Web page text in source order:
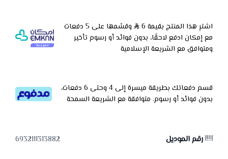
اشترِ هذا المنتج بقيمة 6
وقسّمها على 5 دفعات
مع إمكان ادفع لاحقًا، بدون فوائد أو رسوم تأخير
ومتوافق مع الشريعة الإسلامية
قسم دفعاتك بطريقة ميسرة إلى 4 وحتى 6 دفعات،
بدون فوائد أو رسوم. متوافقة مع الشريعة السمحة
رقم الموديل 6932111313882